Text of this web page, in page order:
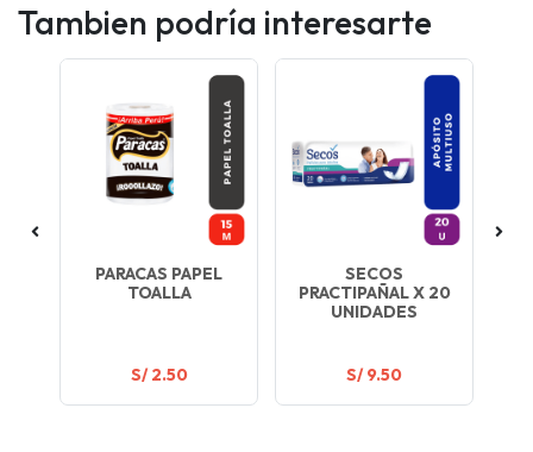
Tambien podría interesarte
PARACAS PAPEL
TOALLA
S/ 2.50
SECOS
PRACTIPAÑAL X 20
UNIDADES
S/ 9.50